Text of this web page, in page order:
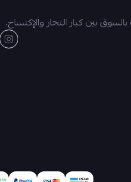
بين كبار التجار والإكتساح.